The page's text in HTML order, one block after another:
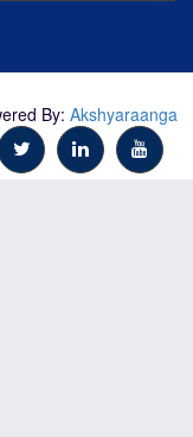
By: Akshyaraanga